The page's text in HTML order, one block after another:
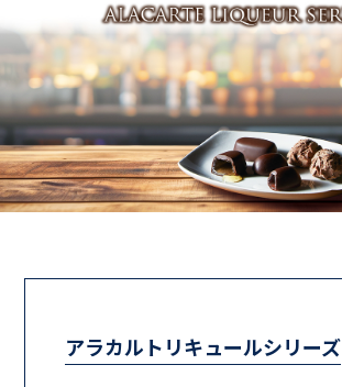
アラカルトリキュールシリーズ